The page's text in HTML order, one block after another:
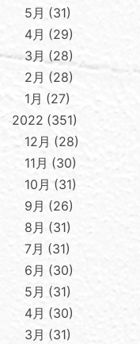
5月
31
4月
29
3月
28
2月
28
1月
27
2022 351
12月
28
11月
30
10月
31
9月
26
8月
31
7月
31
6月
30
5月
31
4月
30
3月
31